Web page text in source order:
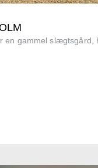
en gammel slægtsgård,